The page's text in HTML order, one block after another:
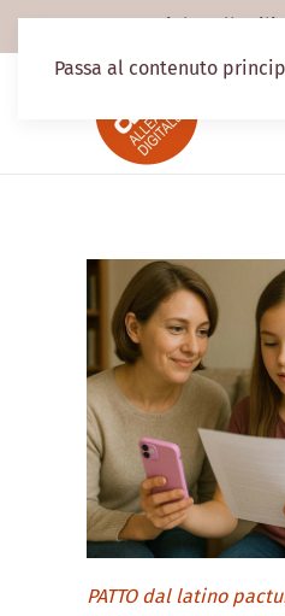
Passa al contenuto
Patto sociale
PATTO dal latino